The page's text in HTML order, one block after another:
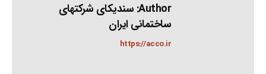
Author: سندیکای شرکتهای
ساختمانی ایران
https://acco.ir